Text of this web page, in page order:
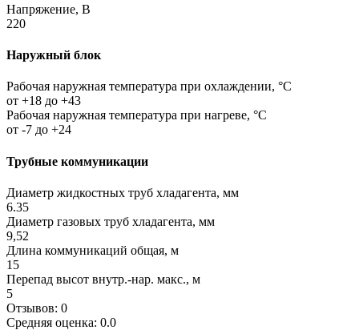
Напряжение, В
220
Наружный блок
Рабочая наружная температура при охлаждении, °C
от +18 до +43
Рабочая наружная температура при нагреве, °C
от -7 до +24
Трубные коммуникации
Диаметр жидкостных труб хладагента, мм
6.35
Диаметр газовых труб хладагента, мм
9,52
Длина коммуникаций общая, м
15
Перепад высот внутр.-нар. макс., м
5
Отзывов: 0
Средняя оценка: 0.0